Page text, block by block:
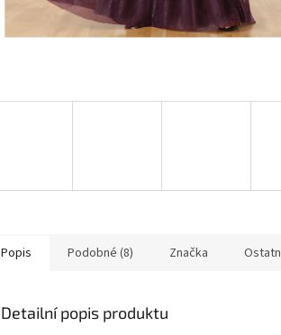
Popis Podobné (8) Značka
Detailní popis produktu